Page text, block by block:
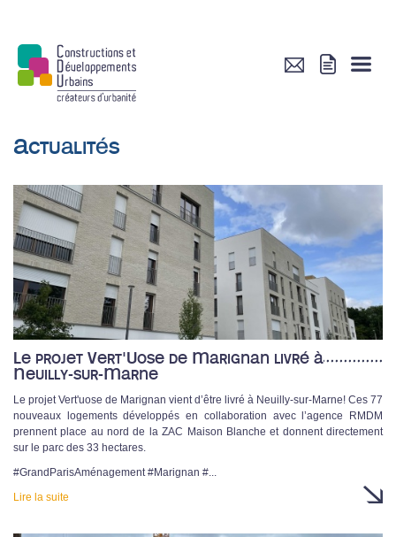
Actualités
Le projet Vert'Uose de Marignan livré à
Neuilly-sur-Marne
Le projet Vert'uose de Marignan vient d’être livré à Neuilly-sur-Marne! Ces 77
nouveaux logements développés en collaboration avec l’agence RMDM
prennent place au nord de la ZAC Maison Blanche et donnent directement
sur le parc des 33 hectares.
#GrandParisAménagement #Marignan #...
Lire la suite